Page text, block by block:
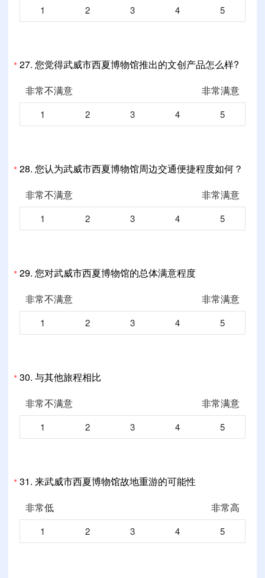
1 2 3 4 5
*27. 您觉得武威市西夏博物馆推出的文创产品怎么样?
非常不满意
非常满意
1 2 3 4 5
*28. 您认为武威市西夏博物馆周边交通便捷程度如何？
非常不满意
非常满意
1 2 3 4 5
*29. 您对武威市西夏博物馆的总体满意程度
非常不满意
非常满意
1 2 3 4 5
*30. 与其他旅程相比
非常不满意
非常满意
1 2 3 4 5
*31. 来武威市西夏博物馆故地重游的可能性
非常低
非常高
1 2 3 4 5